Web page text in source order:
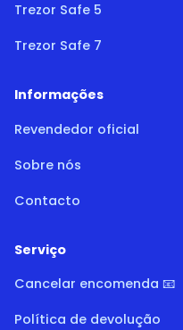
Trezor Safe 5
Trezor Safe 7
Informações
Revendedor oficial
Sobre nós
Contacto
Serviço
Cancelar encomenda 📧
Política de devolução